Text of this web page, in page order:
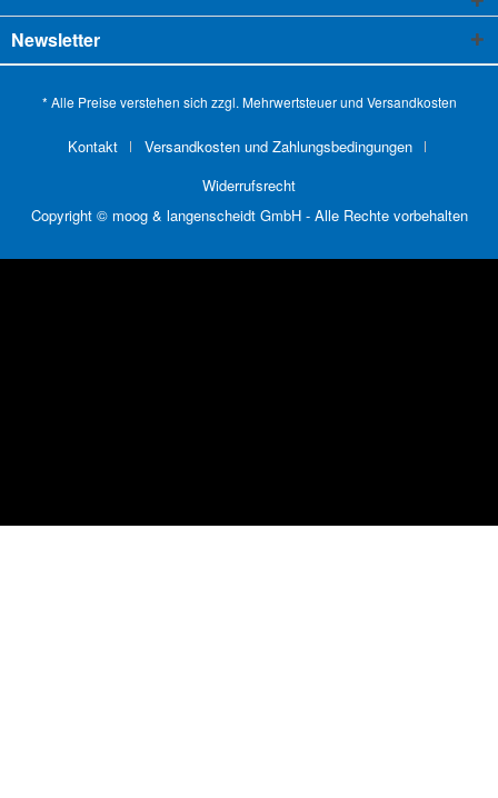
Newsletter
* Alle Preise verstehen sich zzgl. Mehrwertsteuer und Versandkosten
Kontakt
Versandkosten und Zahlungsbedingungen
Widerrufsrecht
Copyright © moog & langenscheidt GmbH - Alle Rechte vorbehalten